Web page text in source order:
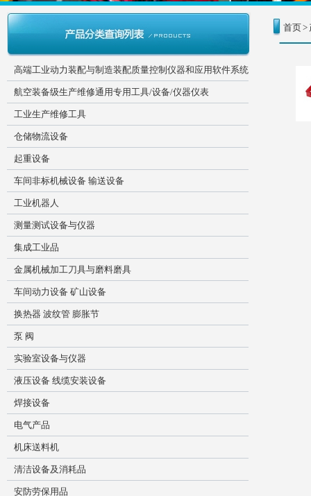
高端工业动力装配与制造装配质量控制仪器和应用软件系统
航空装备级生产维修通用专用工具/设备/仪器仪表
工业生产维修工具
仓储物流设备
起重设备
车间非标机械设备 输送设备
工业机器人
测量测试设备与仪器
集成工业品
金属机械加工刀具与磨料磨具
车间动力设备 矿山设备
换热器 波纹管 膨胀节
泵 阀
实验室设备与仪器
液压设备 线缆安装设备
焊接设备
电气产品
机床送料机
清洁设备及消耗品
安防劳保用品
首页>